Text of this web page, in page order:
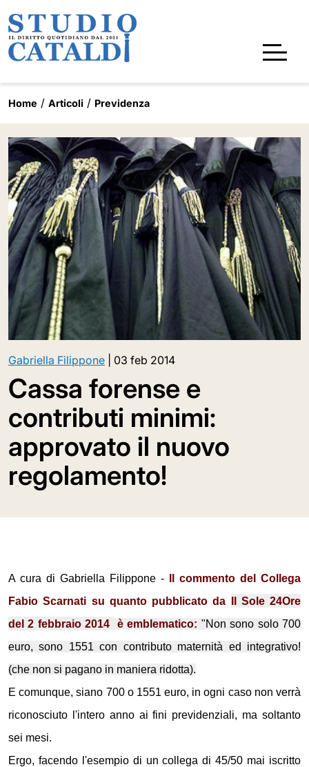
Home Articoli Previdenza
Gabriella Filippone 03 feb 2014
Cassa forense e
contributi minimi:
approvato il nuovo
regolamento!
A cura di Gabriella Filippone -
Il commento del Collega
Fabio Scarnati su quanto pubblicato da
Il Sole 24Ore
del 2 febbraio 2014
è emblematico: "Non sono solo 700
euro, sono 1551 con contributo maternità ed integrativo!
(che non si pagano in maniera ridotta).
E comunque, siano 700 o 1551 euro, in ogni caso non verrà
riconosciuto l'intero anno ai fini previdenziali, ma soltanto
sei mesi.
Ergo, facendo l'esempio di un collega di 45/50 mai iscritto